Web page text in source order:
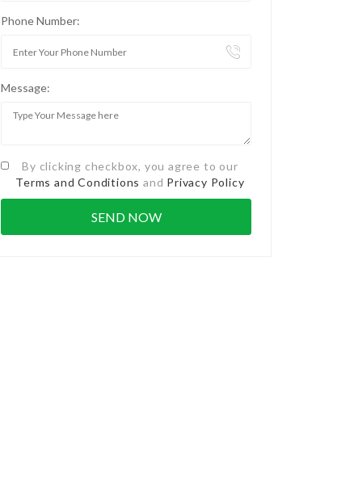
Phone Number:
Message:
By clicking checkbox, you agree to our
Terms and Conditions and Privacy Policy